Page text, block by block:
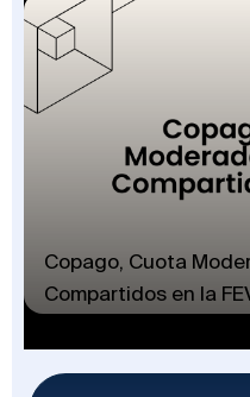
Copago, Cuota
Compartidos en la